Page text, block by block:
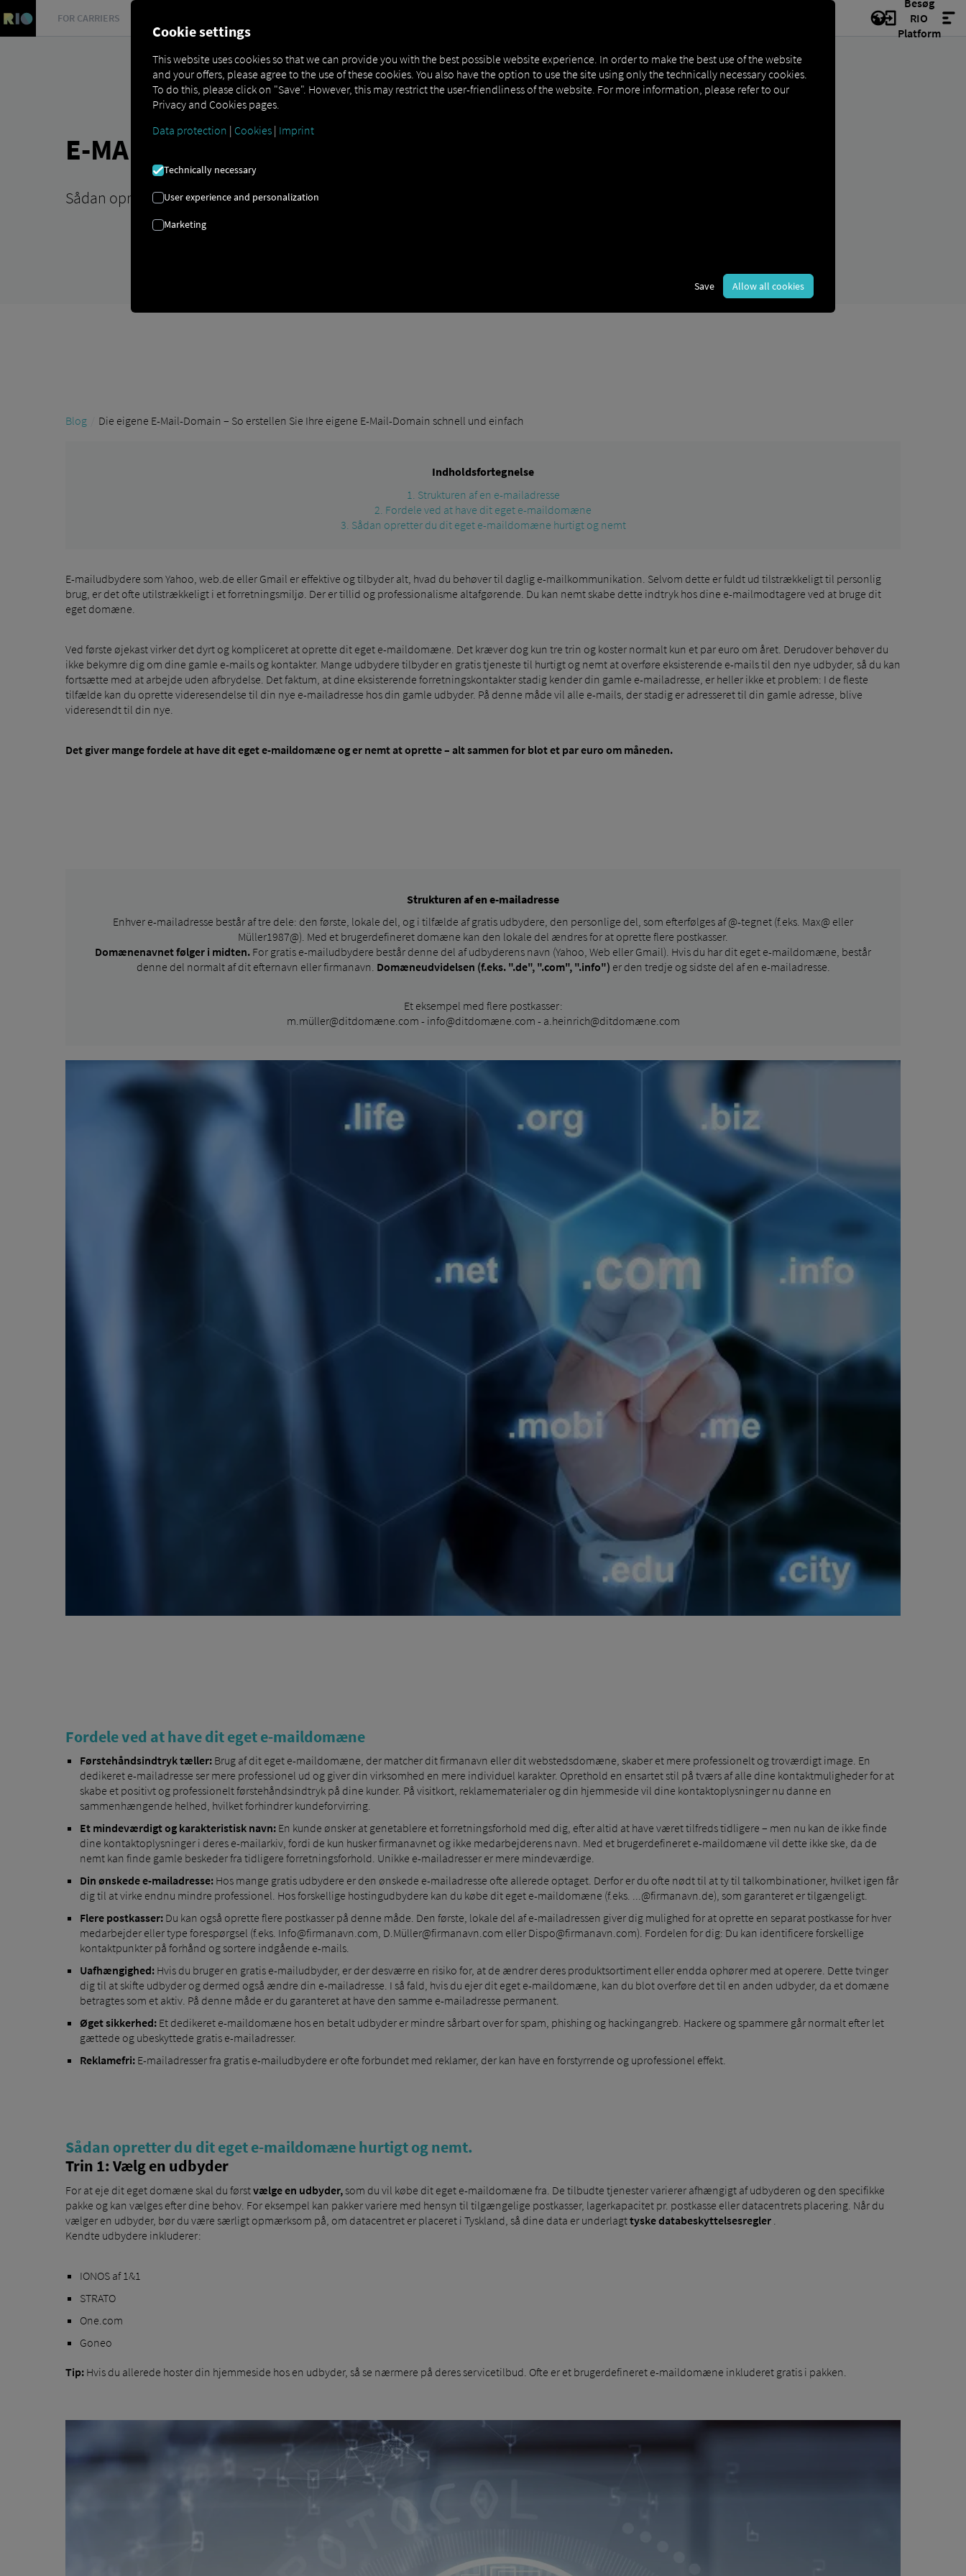
FOR CARRIERS
RIO
Platform
E-MAILDOMÆNE | UDBYDER | DIGITALISERING
Sådan opretter du dit eget e-maildomæne hurtigt og nemt.
Blog Die eigene E-Mail-Domain – So erstellen Sie Ihre eigene E-Mail-Domain schnell und einfach
Indholdsfortegnelse
1. Strukturen af ​​en e-mailadresse
2. Fordele ved at have dit eget e-maildomæne
3. Sådan opretter du dit eget e-maildomæne hurtigt og nemt
E-mailudbydere som Yahoo, web.de eller Gmail er effektive og tilbyder alt, hvad du behøver til daglig e-mailkommunikation. Selvom dette er fuldt ud tilstrækkeligt til personlig
brug, er det ofte utilstrækkeligt i et forretningsmiljø. Der er tillid og professionalisme altafgørende. Du kan nemt skabe dette indtryk hos dine e-mailmodtagere ved at bruge dit
eget domæne.
Ved første øjekast virker det dyrt og kompliceret at oprette dit eget e-maildomæne. Det kræver dog kun tre trin og koster normalt kun et par euro om året. Derudover behøver du
ikke bekymre dig om dine gamle e-mails og kontakter. Mange udbydere tilbyder en gratis tjeneste til hurtigt og nemt at overføre eksisterende e-mails til den nye udbyder, så du kan
fortsætte med at arbejde uden afbrydelse. Det faktum, at dine eksisterende forretningskontakter stadig kender din gamle e-mailadresse, er heller ikke et problem: I de fleste
tilfælde kan du oprette videresendelse til din nye e-mailadresse hos din gamle udbyder. På denne måde vil alle e-mails, der stadig er adresseret til din gamle adresse, blive
videresendt til din nye.
Det giver mange fordele at have dit eget e-maildomæne og er nemt at oprette – alt sammen for blot et par euro om måneden.
Strukturen af ​​en e-mailadresse
Enhver e-mailadresse består af tre dele: den første, lokale del, og i tilfælde af gratis udbydere, den personlige del, som efterfølges af @-tegnet (f.eks. Max@ eller
Müller1987@). Med et brugerdefineret domæne kan den lokale del ændres for at oprette flere postkasser.
Domænenavnet følger i midten. For gratis e-mailudbydere består denne del af udbyderens navn (Yahoo, Web eller Gmail). Hvis du har dit eget e-maildomæne, består
denne del normalt af dit efternavn eller firmanavn. Domæneudvidelsen (f.eks. ".de", ".com", ".info") er den tredje og sidste del af en e-mailadresse.
Et eksempel med flere postkasser:
m.müller@ditdomæne.com - info@ditdomæne.com - a.heinrich@ditdomæne.com
Fordele ved at have dit eget e-maildomæne
Førstehåndsindtryk tæller:Brug af dit eget e-maildomæne, der matcher dit firmanavn eller dit webstedsdomæne, skaber et mere professionelt og troværdigt image. En
dedikeret e-mailadresse ser mere professionel ud og giver din virksomhed en mere individuel karakter. Oprethold en ensartet stil på tværs af alle dine kontaktmuligheder for at
skabe et positivt og professionelt førstehåndsindtryk på dine kunder. På visitkort, reklamematerialer og din hjemmeside vil dine kontaktoplysninger nu danne en
sammenhængende helhed, hvilket forhindrer kundeforvirring.
Et mindeværdigt og karakteristisk navn:En kunde ønsker at genetablere et forretningsforhold med dig, efter altid at have været tilfreds tidligere – men nu kan de ikke finde
dine kontaktoplysninger i deres e-mailarkiv, fordi de kun husker firmanavnet og ikke medarbejderens navn. Med et brugerdefineret e-maildomæne vil dette ikke ske, da de
nemt kan finde gamle beskeder fra tidligere forretningsforhold. Unikke e-mailadresser er mere mindeværdige.
Din ønskede e-mailadresse:Hos mange gratis udbydere er den ønskede e-mailadresse ofte allerede optaget. Derfor er du ofte nødt til at ty til talkombinationer, hvilket igen får
dig til at virke endnu mindre professionel. Hos forskellige hostingudbydere kan du købe dit eget e-maildomæne (f.eks. ...@firmanavn.de), som garanteret er tilgængeligt.
Flere postkasser:Du kan også oprette flere postkasser på denne måde. Den første, lokale del af e-mailadressen giver dig mulighed for at oprette en separat postkasse for hver
medarbejder eller type forespørgsel (f.eks. Info@firmanavn.com, D.Müller@firmanavn.com eller Dispo@firmanavn.com). Fordelen for dig: Du kan identificere forskellige
kontaktpunkter på forhånd og sortere indgående e-mails.
Uafhængighed:Hvis du bruger en gratis e-mailudbyder, er der desværre en risiko for, at de ændrer deres produktsortiment eller endda ophører med at operere. Dette tvinger
dig til at skifte udbyder og dermed også ændre din e-mailadresse. I så fald, hvis du ejer dit eget e-maildomæne, kan du blot overføre det til en anden udbyder, da et domæne
betragtes som et aktiv. På denne måde er du garanteret at have den samme e-mailadresse permanent.
Øget sikkerhed:Et dedikeret e-maildomæne hos en betalt udbyder er mindre sårbart over for spam, phishing og hackingangreb. Hackere og spammere går normalt efter let
gættede og ubeskyttede gratis e-mailadresser.
Reklamefri:E-mailadresser fra gratis e-mailudbydere er ofte forbundet med reklamer, der kan have en forstyrrende og uprofessionel effekt.
Sådan opretter du dit eget e-maildomæne hurtigt og nemt.
Trin 1: Vælg en udbyder
For at eje dit eget domæne skal du førstvælge en udbyder,som du vil købe dit eget e-maildomæne fra. De tilbudte tjenester varierer afhængigt af udbyderen og den specifikke
pakke og kan vælges efter dine behov. For eksempel kan pakker variere med hensyn til tilgængelige postkasser, lagerkapacitet pr. postkasse eller datacentrets placering. Når du
vælger en udbyder, bør du være særligt opmærksom på, om datacentret er placeret i Tyskland, så dine data er underlagttyske databeskyttelsesregler.
Kendte udbydere inkluderer:
IONOS af 1&1
STRATO
One.com
Goneo
Tip:Hvis du allerede hoster din hjemmeside hos en udbyder, så se nærmere på deres servicetilbud. Ofte er et brugerdefineret e-maildomæne inkluderet gratis i pakken.
Cookie settings
This website uses cookies so that we can provide you with the best possible website experience. In order to make the best use of the website
and your offers, please agree to the use of these cookies. You also have the option to use the site using only the technically necessary cookies.
To do this, please click on "Save". However, this may restrict the user-friendliness of the website. For more information, please refer to our
Privacy and Cookies pages.
Data protection | Cookies | Imprint
Technically necessary
User experience and personalization
Marketing
Save Allow all cookies